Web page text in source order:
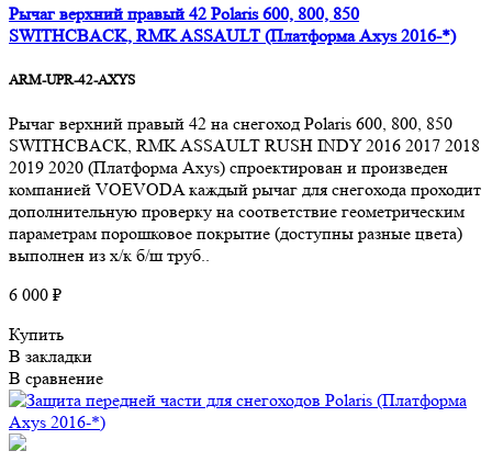
Рычаг верхний правый 42 Polaris 600, 800, 850
SWITHCBACK, RMK ASSAULT (Платформа Axys 2016-*)
ARM-UPR-42-AXYS
Рычаг верхний правый 42 на снегоход Polaris 600, 800, 850
SWITHCBACK, RMK ASSAULT RUSH INDY 2016 2017 2018
2019 2020 (Платформа Axys) спроектирован и произведен
компанией VOEVODA каждый рычаг для снегохода проходит
дополнительную проверку на соответствие геометрическим
параметрам порошковое покрытие (доступны разные цвета)
выполнен из х/к б/ш труб..
6 000 ₽
Купить
В закладки
В сравнение